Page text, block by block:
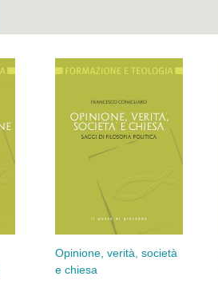
Opinione, verità, società
e chiesa